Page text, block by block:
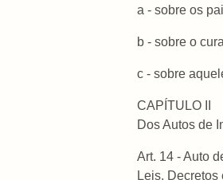
a - sobre os
b - sobre o
c - sobre
CAPÍTULO II
Dos Autos de
Art. 14 - Auto
Leis,